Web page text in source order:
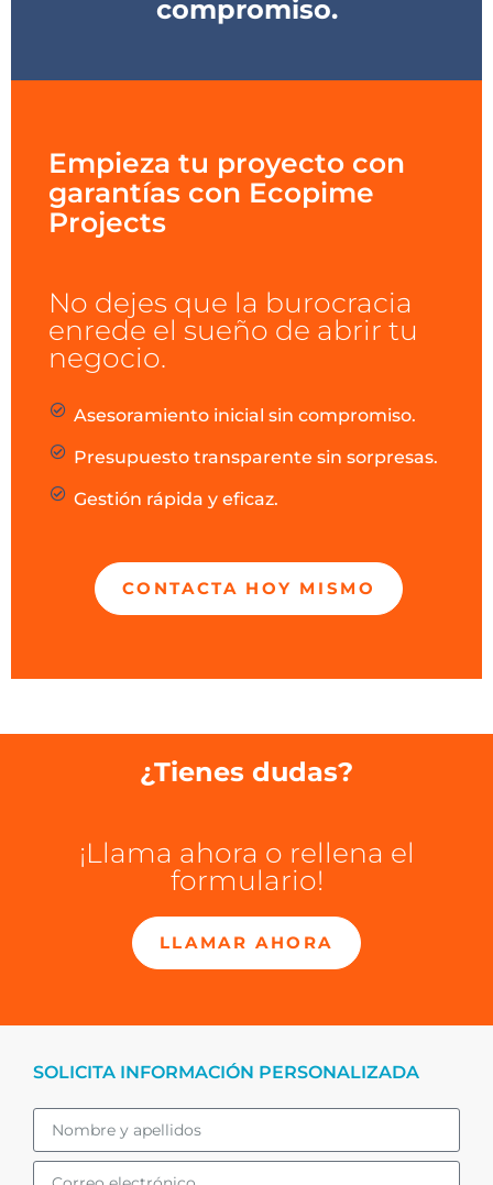
compromiso.
Empieza tu proyecto con
garantías con Ecopime
Projects
No dejes que la burocracia
enrede el sueño de abrir tu
negocio.
Asesoramiento inicial sin compromiso.
Presupuesto transparente sin sorpresas.
Gestión rápida y eficaz.
CONTACTA HOY MISMO
¿Tienes dudas?
¡Llama ahora o rellena el
formulario!
LLAMAR AHORA
SOLICITA INFORMACIÓN PERSONALIZADA